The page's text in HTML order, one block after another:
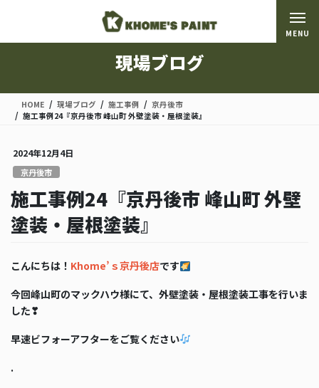
移
ン
現場ブログ
HOME 現場ブログ 施工事例
京丹後市
施工事例24『京丹後市 峰山町 外壁塗装・屋根塗装』
2024年12月4日
京丹後市
施工事例24『京丹後市 峰山町 外壁
塗装・屋根塗装』
こんにちは！ Khome’ｓ京丹後店です
今回峰山町のマックハウ様にて、外壁塗装・屋根塗装工事を行いま
した❣
早速ビフォーアフターをご覧ください
.
MENU